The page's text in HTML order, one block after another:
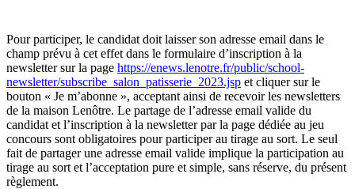
Pour participer, le candidat doit laisser son adresse email dans le
champ prévu à cet effet dans le formulaire d’inscription à la
newsletter sur la page https://enews.lenotre.fr/public/school-
newsletter/subscribe_salon_patisserie_2023.jsp et cliquer sur le
bouton « Je m’abonne », acceptant ainsi de recevoir les newsletters
de la maison Lenôtre. Le partage de l’adresse email valide du
candidat et l’inscription à la newsletter par la page dédiée au jeu
concours sont obligatoires pour participer au tirage au sort. Le seul
fait de partager une adresse email valide implique la participation au
tirage au sort et l’acceptation pure et simple, sans réserve, du présent
règlement.